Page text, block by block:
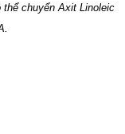
chuyển Axit Linoleic